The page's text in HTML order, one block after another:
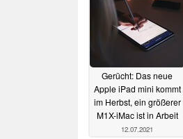
Gerücht: Das neue
Apple iPad mini kommt
im Herbst, ein größerer
M1X-iMac ist in Arbeit
12.07.2021